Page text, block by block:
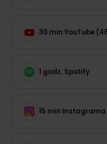
30 min YouTube
1 godz. Spotify
15 min